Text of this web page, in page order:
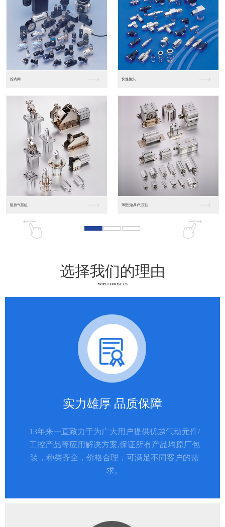
东莞松下PLC 松下人机界面GT07
松下人机界面DP10... 数字光钎传感器FX-...
选择我们的理由
WHY CHOOSE US
实力雄厚 品质保障
13年来一直致力于为广大用户提供优越气动元件/
工控产品等应用解决方案,保证所有产品均原厂包
装，种类齐全，价格合理，可满足不同客户的需
求。